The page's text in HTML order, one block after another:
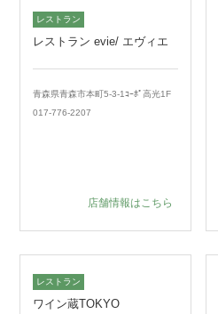
レストラン
レストラン evie/ エヴィエ
青森県青森市本町5-3-1ｺｰﾎﾟ高光1F
017-776-2207
店舗情報はこちら
レストラン
ワイン蔵TOKYO